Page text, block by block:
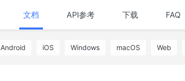
文档 API参考 下载 FAQ
Android iOS Windows macOS Web